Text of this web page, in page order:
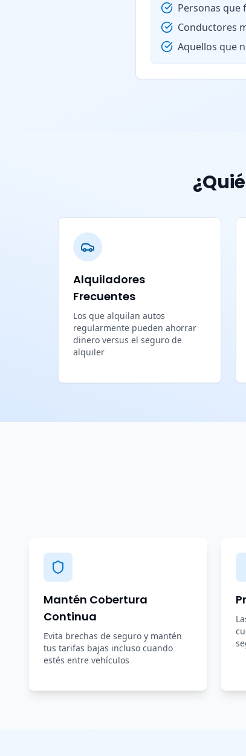
Personas que
Conductores
Aquellos que
Alquiladores
Frecuentes
Los que alquilan autos
regularmente pueden ahorrar
dinero versus el seguro de
alquiler
Mantén Cobertura
Continua
Evita brechas de seguro y mantén
tus tarifas bajas incluso cuando
estés entre vehículos